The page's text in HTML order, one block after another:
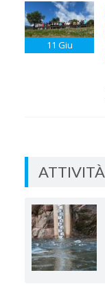
11 Giu
ATTIVITÀ